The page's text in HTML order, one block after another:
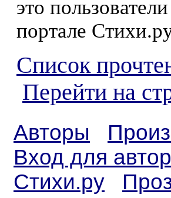
это
портале
Список
Перейти на
Авторы
Вход для
Стихи.ру